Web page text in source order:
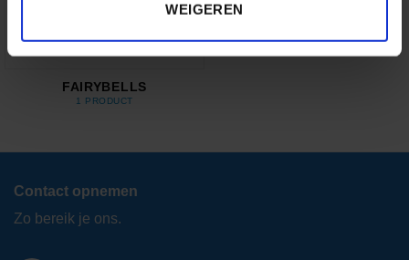
WEIGEREN
FAIRYBELLS
1 PRODUCT
Contact opnemen
Zo bereik je ons.